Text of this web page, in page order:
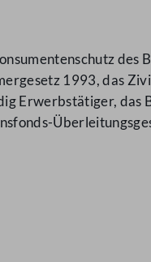
1993, das
Erwerbstätiger,